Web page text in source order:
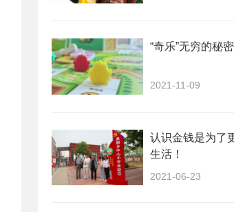
“奇乐”无穷的秘密
2021-11-09
认识金钱是为了
生活！
2021-06-23